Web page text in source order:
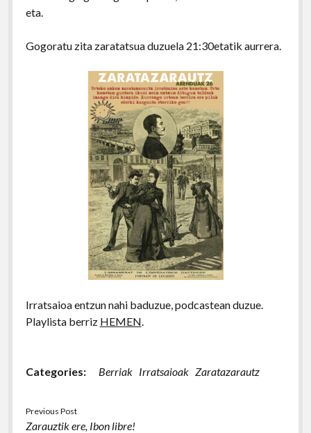
eta.
Gogoratu zita zaratatsua duzuela 21:30etatik aurrera.
Irratsaioa entzun nahi baduzue, podcastean duzue.
Playlista berriz HEMEN.
Categories: Berriak Irratsaioak Zaratazarautz
Previous Post
Zarauztik ere, Ibon libre!